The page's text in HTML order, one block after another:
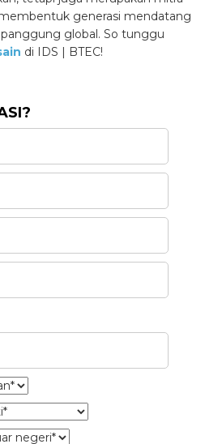
generasi mendatang
global. So tunggu
di IDS | BTEC!